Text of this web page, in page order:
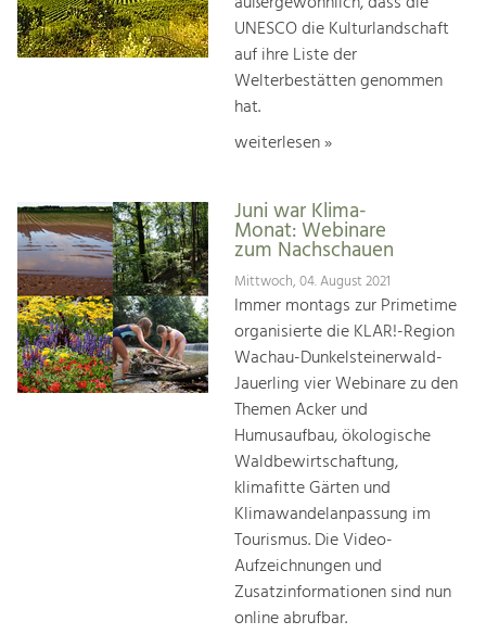
UNESCO die Kulturlandschaft
auf ihre Liste der
Welterbestätten genommen
hat.
weiterlesen »
Juni war Klima-
Monat: Webinare
zum Nachschauen
Mittwoch, 04. August 2021
Immer montags zur Primetime
organisierte die KLAR!-Region
Wachau-Dunkelsteinerwald-
Jauerling vier Webinare zu den
Themen Acker und
Humusaufbau, ökologische
Waldbewirtschaftung,
klimafitte Gärten und
Klimawandelanpassung im
Tourismus. Die Video-
Aufzeichnungen und
Zusatzinformationen sind nun
online abrufbar.